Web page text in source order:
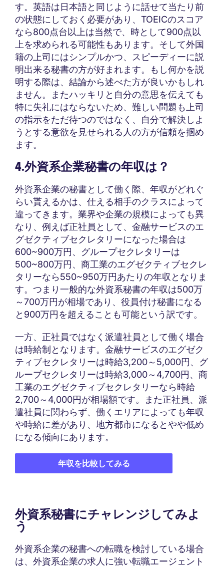
す。英語は日本語と同じように話せて当たり前
の状態にしておく必要があり、TOEICのスコア
なら800点台以上は当然で、時として900点以
上を求められる可能性もあります。そして外国
籍の上司にはシンプルかつ、スピーディーに説
明出来る秘書の方が好まれます。もし何かを説
明する際は、結論から述べた方が良いかもしれ
ません。またハッキリと自分の意思を伝えても
特に失礼にはならないため、難しい問題も上司
の指示をただ待つのではなく、自分で解決しよ
うとする意欲を見せられる人の方が信頼を掴め
ます。
4.外資系企業秘書の年収は？
外資系企業の秘書として働く際、年収がどれぐ
らい貰えるかは、仕える相手のクラスによって
違ってきます。業界や企業の規模によっても異
なり、例えば正社員として、金融サービスのエ
グゼクティブセクレタリーになった場合は
600~900万円、グループセクレタリーは
500~800万円、商工業のエグゼクティブセクレ
タリーなら550~950万円あたりの年収となりま
す。つまり一般的な外資系秘書の年収は500万
～700万円が相場であり、役員付け秘書になる
と900万円を超えることも可能という訳です。
一方、正社員ではなく派遣社員として働く場合
は時給制となります。金融サービスのエグゼク
ティブセクレタリーは時給3,200～5,000円、グ
ループセクレタリーは時給3,000～4,700円、商
工業のエグゼクティブセクレタリーなら時給
2,700～4,000円が相場額です。また正社員、派
遣社員に関わらず、働くエリアによっても年収
や時給に差があり、地方都市になるとやや低め
になる傾向にあります。
年収を比較してみる
外資系秘書にチャレンジしてみよ
う
外資系企業の秘書への転職を検討している場合
は、外資系企業の求人に強い転職エージェント